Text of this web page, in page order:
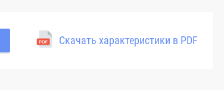
Скачать характеристики в PDF